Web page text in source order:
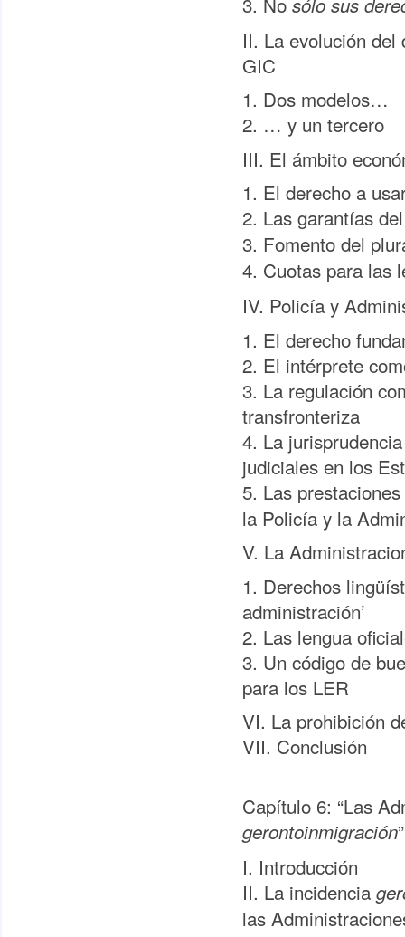
II. La evolución
GIC
1. Dos modelos…
2. … y un tercero
III. El ámbito
1. El derecho a
2. Las garantías
3. Fomento del
4. Cuotas para las
IV. Policía y
1. El derecho
2. El intérprete
3. La regulación
transfronteriza
4. La
judiciales en los
5. Las
la Policía y la
V. La
1. Derechos
administración’
2. Las lengua
3. Un código de
para los LER
VI. La prohibición
VII. Conclusión
Capítulo 6: “Las
gerontoinmigración
I. Introducción
II. La incidencia
las